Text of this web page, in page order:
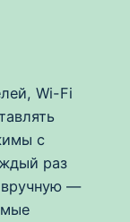
Wi-Fi
с
раз
вручную —